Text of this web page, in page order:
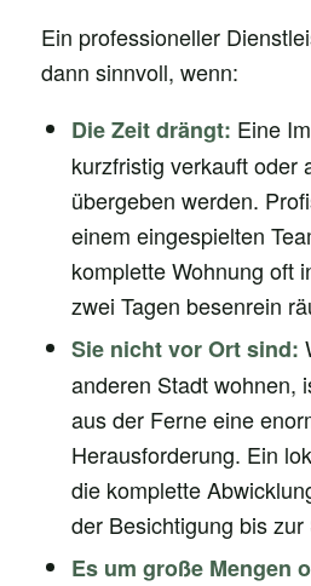
Ein professioneller
dann sinnvoll, wenn:
Die Zeit drängt: Eine
kurzfristig verkauft oder
übergeben werden.
einem eingespielten
komplette Wohnung oft
zwei Tagen besenrein
Sie nicht vor Ort sind:
anderen Stadt wohnen,
aus der Ferne eine
Herausforderung. Ein
die komplette
der Besichtigung bis
Es um große Mengen